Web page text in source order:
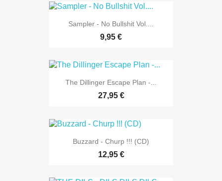
Sampler - No Bullshit Vol....
9,95 €
The Dillinger Escape Plan -...
27,95 €
Buzzard - Churp !!! (CD)
12,95 €